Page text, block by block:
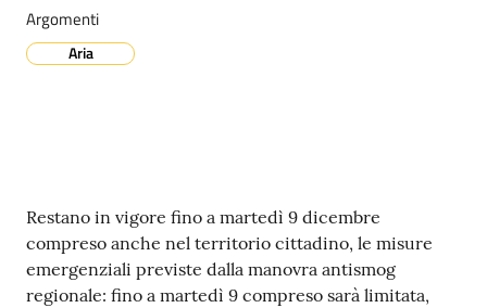
e
t
e
s
Argomenti
Aria
Contenuto
Restano in vigore fino a martedì 9 dicembre
compreso anche nel territorio cittadino, le misure
emergenziali previste dalla manovra antismog
regionale: fino a martedì 9 compreso sarà limitata,